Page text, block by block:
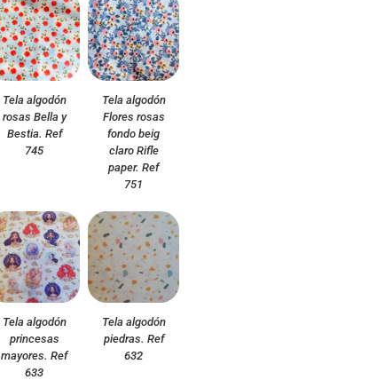
Tela algodón
rosas Bella y
Bestia. Ref
745
Tela algodón
Flores rosas
fondo beig
claro Rifle
paper. Ref
751
Tela algodón
princesas
mayores. Ref
633
Tela algodón
piedras. Ref
632